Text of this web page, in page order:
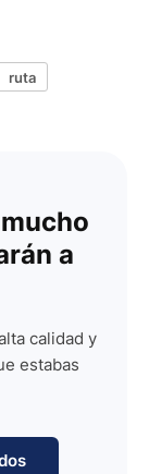
ruta
a
calidad y
estabas